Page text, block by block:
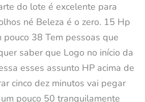
do lote é excelente para
né Beleza é o zero. 15 Hp
pouco 38 Tem pessoas que
saber que Logo no início da
esses assunto HP acima de
cinco dez minutos vai pegar
pouco 50 tranquilamente